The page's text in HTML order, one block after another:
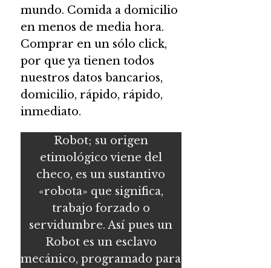
mundo. Comida a domicilio
en menos de media hora.
Comprar en un sólo click,
por que ya tienen todos
nuestros datos bancarios,
domicilio, rápido, rápido,
inmediato.
Robot; su origen
etimológico viene del
checo, es un sustantivo
«robota» que significa,
trabajo forzado o
servidumbre. Así pues un
Robot es un esclavo
mecánico, programado para